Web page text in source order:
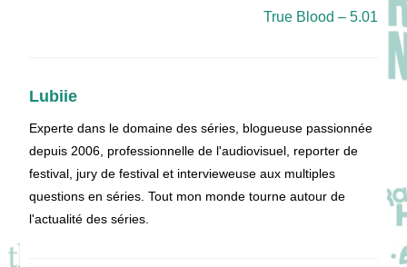
True Blood – 5.01
Lubiie
Experte dans le domaine des séries, blogueuse passionnée
depuis 2006, professionnelle de l'audiovisuel, reporter de
festival, jury de festival et intervieweuse aux multiples
questions en séries. Tout mon monde tourne autour de
l'actualité des séries.